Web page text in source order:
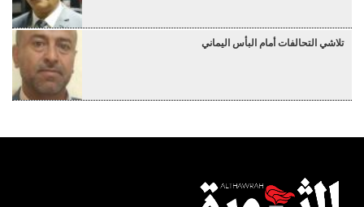
تلاشي التحالفات أمام البأس اليماني